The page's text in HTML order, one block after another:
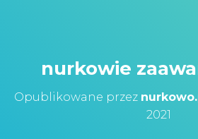
nurkowie
Opublikowane przez
2021